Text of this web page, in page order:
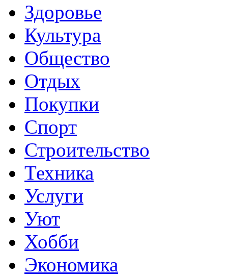
Здоровье
Культура
Общество
Отдых
Покупки
Спорт
Строительство
Техника
Услуги
Уют
Хобби
Экономика